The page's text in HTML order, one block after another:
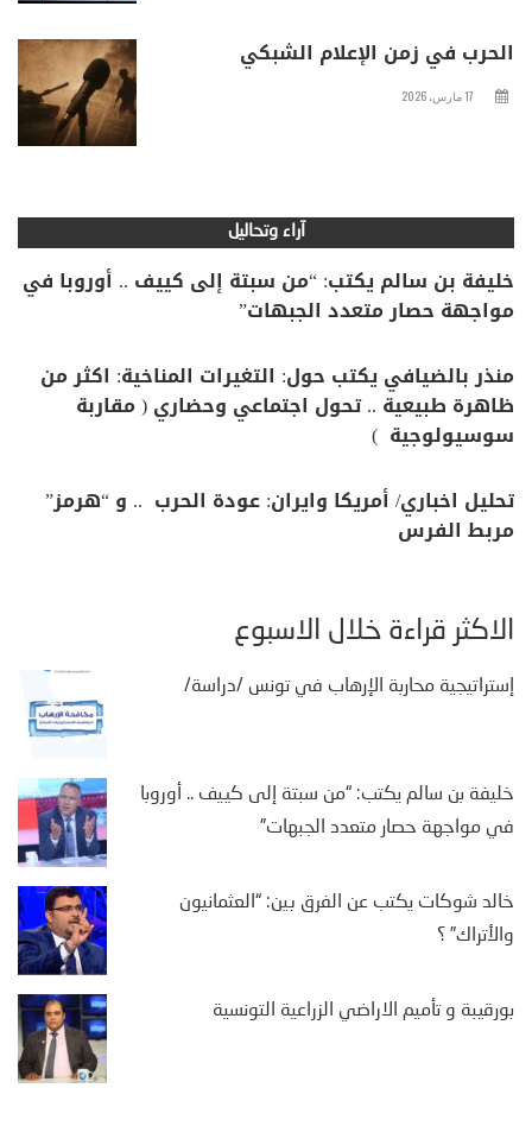
الحرب في زمن الإعلام الشبكي
17 مارس، 2026
آراء وتحاليل
خليفة بن سالم يكتب: “من سبتة إلى كييف .. أوروبا في
مواجهة حصار متعدد الجبهات”
منذر بالضيافي يكتب حول: التغيرات المناخية: اكثر من
ظاهرة طبيعية .. تحول اجتماعي وحضاري ( مقاربة
سوسيولوجية )
تحليل اخباري/ أمريكا وايران: عودة الحرب .. و “هرمز”
مربط الفرس
الأكثر قراءة خلال الأسبوع
إستراتيجية محاربة الإرهاب في تونس /دراسة/
خليفة بن سالم يكتب: “من سبتة إلى كييف .. أوروبا
في مواجهة حصار متعدد الجبهات”
خالد شوكات يكتب عن الفرق بين: “العثمانيون
والأتراك” ؟
بورقيبة و تأميم الاراضي الزراعية التونسية